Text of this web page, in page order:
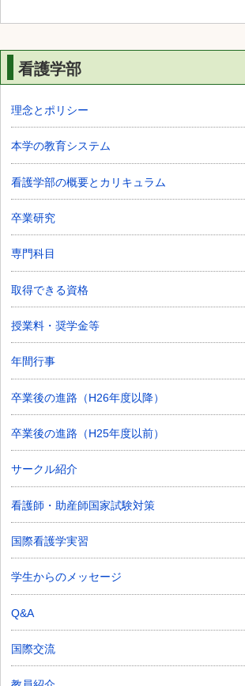
看護学部
理念とポリシー
本学の教育システム
看護学部の概要とカリキュラム
卒業研究
専門科目
取得できる資格
授業料・奨学金等
年間行事
卒業後の進路（H26年度以降）
卒業後の進路（H25年度以前）
サークル紹介
看護師・助産師国家試験対策
国際看護学実習
学生からのメッセージ
Q&A
国際交流